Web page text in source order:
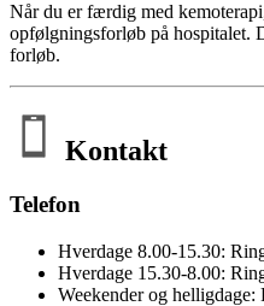
Når du er færdig med
opfølgningsforløb på
forløb.
Kontakt
Telefon
Hverdage 8.00-15.30:
Hverdage 15.30-8.00:
Weekender og helligdage: